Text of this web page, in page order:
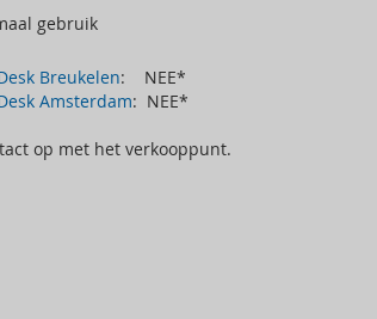
gebruik
Breukelen: NEE*
Amsterdam: NEE*
op met het verkooppunt.